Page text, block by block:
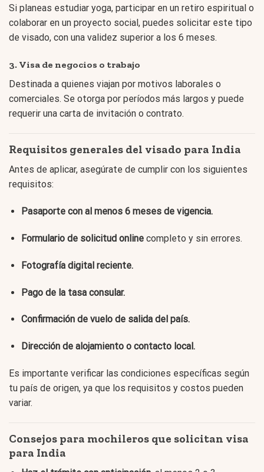
Si planeas estudiar yoga, participar en un retiro espiritual o
colaborar en un proyecto social, puedes solicitar este tipo
de visado, con una validez superior a los 6 meses.
3. Visa de negocios o trabajo
Destinada a quienes viajan por motivos laborales o
comerciales. Se otorga por períodos más largos y puede
requerir una carta de invitación o contrato.
Requisitos generales del visado para India
Antes de aplicar, asegúrate de cumplir con los siguientes
requisitos:
Pasaporte con al menos 6 meses de vigencia.
Formulario de solicitud onlinecompleto y sin errores.
Fotografía digital reciente.
Pago de la tasa consular.
Confirmación de vuelo de salida del país.
Dirección de alojamiento o contacto local.
Es importante verificar las condiciones específicas según
tu país de origen, ya que los requisitos y costos pueden
variar.
Consejos para mochileros que solicitan visa
para India